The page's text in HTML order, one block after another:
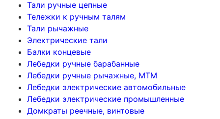
Тали ручные цепные
Тележки к ручным талям
Тали рычажные
Электрические тали
Балки концевые
Лебедки ручные барабанные
Лебедки ручные рычажные, МТМ
Лебедки электрические автомобильные
Лебедки электрические промышленные
Домкраты реечные, винтовые